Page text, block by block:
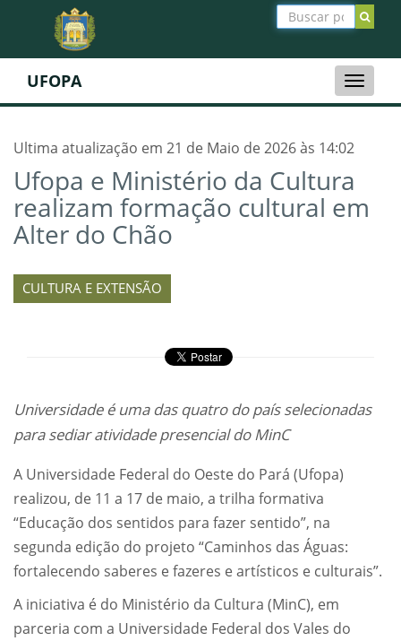
Toggle
UFOPA
Ultima atualização em 21 de Maio de 2026 às 14:02
Ufopa e Ministério da Cultura
realizam formação cultural em
Alter do Chão
CULTURA E EXTENSÃO
Universidade é uma das quatro do país selecionadas
para sediar atividade presencial do MinC
A Universidade Federal do Oeste do Pará (Ufopa)
realizou, de 11 a 17 de maio, a trilha formativa
“Educação dos sentidos para fazer sentido”, na
segunda edição do projeto “Caminhos das Águas:
fortalecendo saberes e fazeres e artísticos e culturais”.
A iniciativa é do Ministério da Cultura (MinC), em
parceria com a Universidade Federal dos Vales do